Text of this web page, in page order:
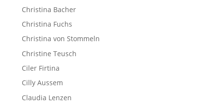
Christina Bacher
Christina Fuchs
Christina von Stommeln
Christine Teusch
Ciler Firtina
Cilly Aussem
Claudia Lenzen